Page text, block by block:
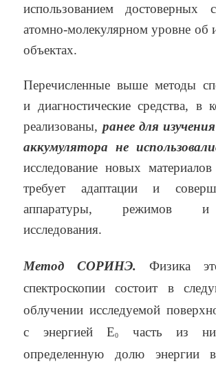
использованием достоверных
атомно-молекулярном уровне об
объектах.
Перечисленные выше методы
и диагностические средства, в
реализованы, ранее для
аккумулятора не
исследование новых
требует адаптации и
аппаратуры, режимов
исследования.
Метод СОРИНЭ. Физика
спектроскопии состоит в
облучении исследуемой
с энергией Е0
часть из
определенную долю энергии в